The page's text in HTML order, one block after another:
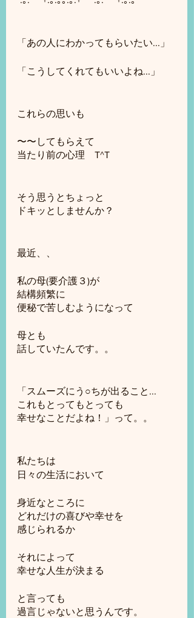
「あの人にわかってもらいたい...」
「こうしてくれてもいいよね...」
これらの思いも
〜〜してもらえて
当たり前の心理　T^T
そう思うとちょっと
ドキッとしませんか？
最近、、
私の母(要介護３)が
結構頻繁に
便秘で苦しむようになって
母とも
話していたんです。。
「スムーズにう○ちが出ること...
これもとってもとっても
幸せなことだよね！」って。。
私たちは
日々の生活において
身近なところに
どれだけの喜びや幸せを
感じられるか
それによって
幸せな人生が決まる
と言っても
過言じゃないと思うんです。